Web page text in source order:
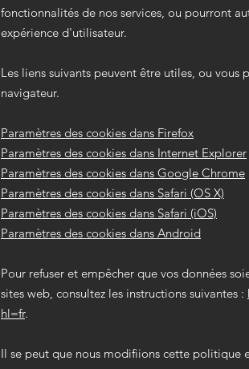
fonctionnalités de nos services, ou pourront
expérience d'utilisateur.
Les liens suivants peuvent être utiles, ou
navigateur.
Paramètres des cookies dans Firefox
Paramètres des cookies dans Internet Explorer
Paramètres des cookies dans Google Chrome
Paramètres des cookies dans Safari (OS X)
Paramètres des cookies dans Safari (iOS)
Paramètres des cookies dans Android
Pour refuser et empêcher que vos données
sites web, consultez les instructions suivantes :
hl=fr.
Il se peut que nous modifiions cette politique